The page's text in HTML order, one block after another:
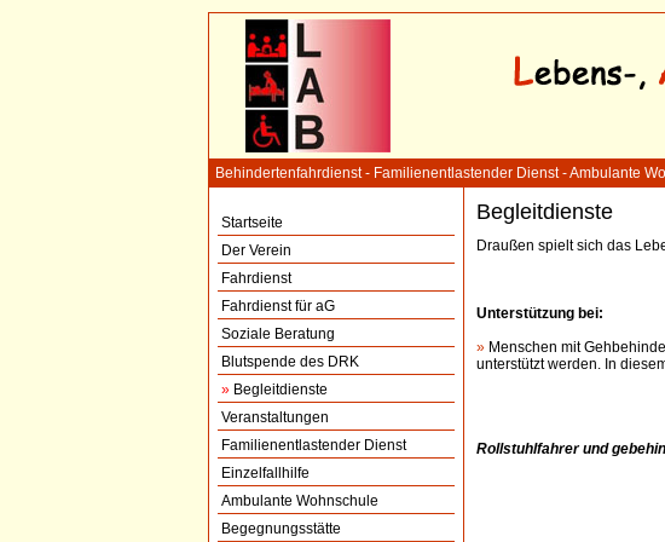
Behindertenfahrdienst - Familienentlastender Dienst - Ambulante
Startseite
Der Verein
Fahrdienst
Fahrdienst für aG
Soziale Beratung
Blutspende des DRK
» Begleitdienste
Veranstaltungen
Familienentlastender Dienst
Einzelfallhilfe
Ambulante Wohnschule
Begegnungsstätte
Begleitdienste
Draußen spielt sich das
Unterstützung bei:
» Menschen mit
unterstützt werden. In
Rollstuhlfahrer und